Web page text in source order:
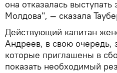
она отказалась выступать
Молдова", — сказала
Действующий капитан
Андреев, в свою очередь,
которые приглашены в
показать необходимый